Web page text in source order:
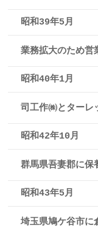
昭和39年5月
業務拡大のため営
昭和40年1月
司工作㈱とターレ
昭和42年10月
群馬県吾妻郡に保
昭和43年5月
埼玉県鳩ケ谷市に